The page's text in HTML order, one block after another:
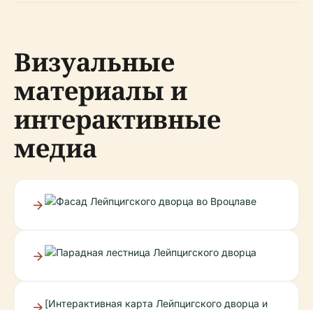
Визуальные
материалы и
интерактивные
медиа
[Интерактивная карта Лейпцигского дворца и